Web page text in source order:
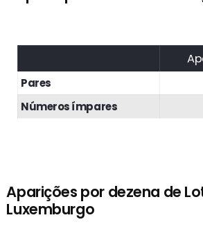
Pares
Números ímpares
Aparições por dezena de
Luxemburgo